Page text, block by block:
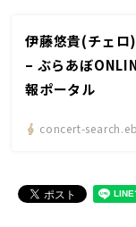
伊藤悠貴(チェロ
– ぶらあぼ
報ポータル
concert-